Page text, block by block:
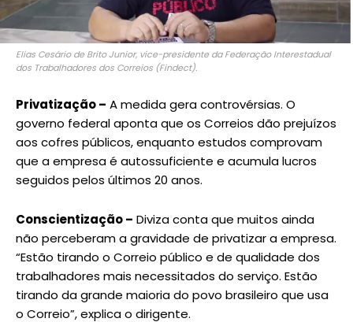
Elias Cesário de Brito Junior, vice-presidente da Federação Interestadual
dos Trabalhadores dos Correios (Findect).
Privatização – A medida gera controvérsias. O
governo federal aponta que os Correios dão prejuízos
aos cofres públicos, enquanto estudos comprovam
que a empresa é autossuficiente e acumula lucros
seguidos pelos últimos 20 anos.
Conscientização – Diviza conta que muitos ainda
não perceberam a gravidade de privatizar a empresa.
“Estão tirando o Correio público e de qualidade dos
trabalhadores mais necessitados do serviço. Estão
tirando da grande maioria do povo brasileiro que usa
o Correio”, explica o dirigente.